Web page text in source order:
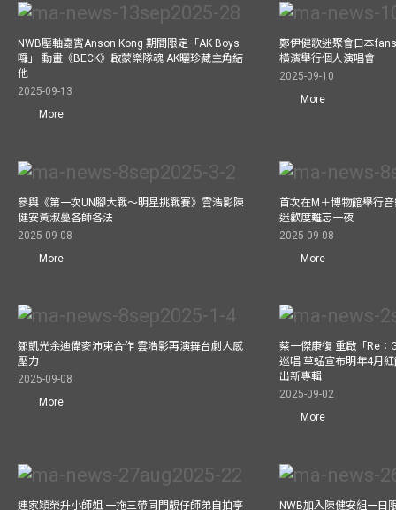
NWB壓軸嘉賓Anson Kong 期間限定「AK Boys
囉」 動畫《BECK》啟蒙樂隊魂 AK曬珍藏主角結
他
2025-09-13
More
鄭伊健歌迷聚會日本
橫濱舉行個人演唱會
2025-09-10
More
參與《第一次UN腳大戰～明星挑戰賽》雲浩影陳
健安黃淑蔓各師各法
2025-09-08
More
首次在M＋博物館舉行
迷歡度難忘一夜
2025-09-08
More
鄒凱光余迪偉麥沛東合作 雲浩影再演舞台劇大感
壓力
2025-09-08
More
蔡一傑康復 重啟「Re：
巡唱 草蜢宣布明年4月
出新專輯
2025-09-02
More
連家穎榮升小師姐 一拖三帶同門靚仔師弟自拍亭 NWB加入陳健安組一日